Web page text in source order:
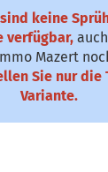
keine
verfügbar,
Mazert
Sie nur die
Variante.
BIO